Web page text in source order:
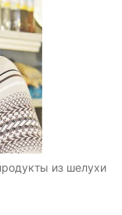
из шелухи